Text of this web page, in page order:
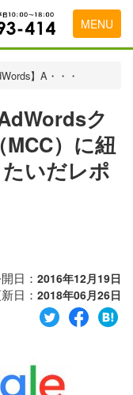
MENU
】A・・・
ク
）に紐
いだレポ
日： 2016年12月19日
日： 2018年06月26日